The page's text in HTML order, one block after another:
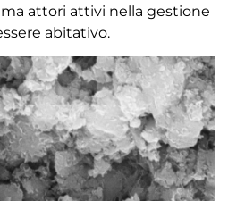
attori attivi nella gestione
abitativo.